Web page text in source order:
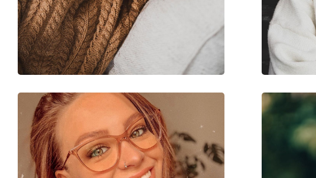
Κατηγορία:
Μάρκα:
Κωδικός Προϊόντος / Μοντέλο:
0RX5377 2000 52